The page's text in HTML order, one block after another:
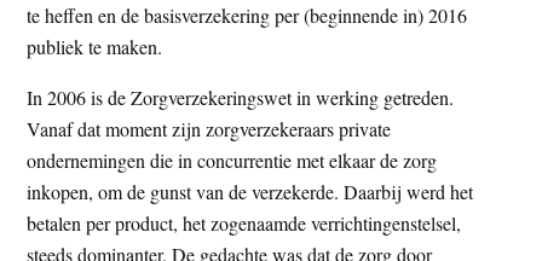
te heffen en de basisverzekering per (beginnende in) 2016
publiek te maken.
In 2006 is de Zorgverzekeringswet in werking getreden.
Vanaf dat moment zijn zorgverzekeraars private
ondernemingen die in concurrentie met elkaar de zorg
inkopen, om de gunst van de verzekerde. Daarbij werd het
betalen per product, het zogenaamde verrichtingenstelsel,
steeds dominanter. De gedachte was dat de zorg door